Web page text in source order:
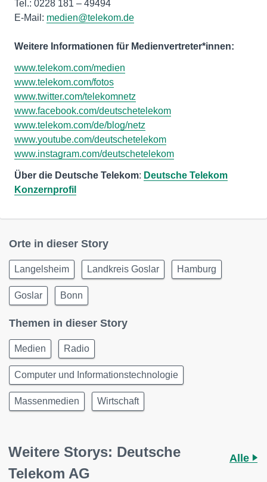
Tel.: 0228 181 – 49494
E-Mail: medien@telekom.de
Weitere Informationen für Medienvertreter*innen:
www.telekom.com/medien
www.telekom.com/fotos
www.twitter.com/telekomnetz
www.facebook.com/deutschetelekom
www.telekom.com/de/blog/netz
www.youtube.com/deutschetelekom
www.instagram.com/deutschetelekom
Über die Deutsche Telekom: Deutsche Telekom
Konzernprofil
Orte in dieser Story
Langelsheim Landkreis Goslar Hamburg
Goslar Bonn
Themen in dieser Story
Medien Radio
Computer und Informationstechnologie
Massenmedien Wirtschaft
Weitere Storys: Deutsche
Telekom AG
Alle